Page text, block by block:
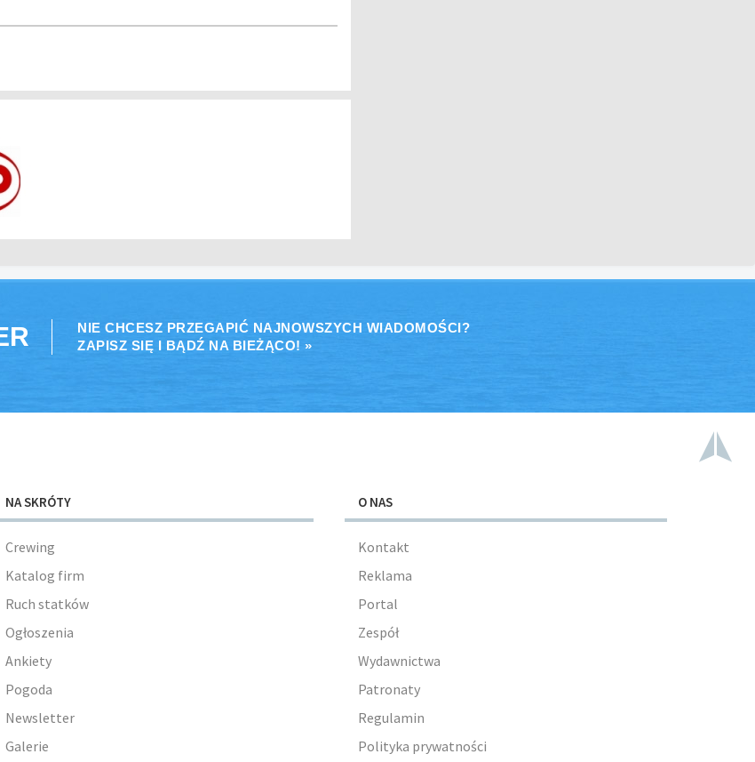
NIE CHCESZ PRZEGAPIĆ NAJNOWSZYCH WIADOMOŚCI?
ZAPISZ SIĘ I BĄDŹ NA BIEŻĄCO! »
NA SKRÓTY
Crewing
Katalog firm
Ruch statków
Ogłoszenia
Ankiety
Pogoda
Newsletter
Galerie
O NAS
Kontakt
Reklama
Portal
Zespół
Wydawnictwa
Patronaty
Regulamin
Polityka prywatności